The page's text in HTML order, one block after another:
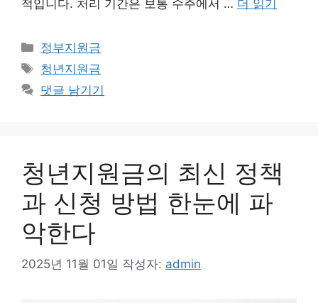
적입니다. 처리 기간은 보통 수주에서 … 더 읽기
카
테
리
정부지원금
태
그
청년지원금
댓글 남기기
청년지원금의 최신 정책
과 신청 방법 한눈에 파
악한다
2025년 11월 01일 작성자: admin